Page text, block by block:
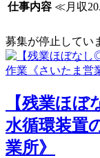
仕事内容 ≪月収
募集が停止してい
【残業ほ
水循環装置
業所》